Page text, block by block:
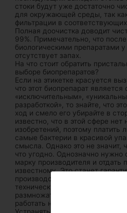
стоки будут уже достаточно
для окружающей среды, так
фильтрации в
Полная доочистка доводит
99%. Примечательно, что
биологическими препаратами
отсутствует запах.
На что стоит обратить
выборе биопрепаратов?
Если на этикетке красуется
что этот биопрепарат
«исключительным»,
разработкой», то знайте, что
ход и смело его убирайте в
известно, что в этой сфере нет
изобретений, поэтому платить
самые бактерии в красивой
смысла. Однако это не значит,
что угодно. Однозначно нужно
марку производителя и отдать
известному. Это станет
производства
технические регламенты, и эти
размножаться. Такой
работать над проблемой